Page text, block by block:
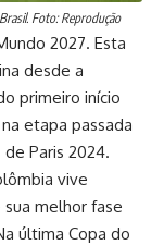
Foto: Reprodução
2027. Esta
desde a
primeiro início
etapa passada
Paris 2024.
vive
melhor fase
última Copa do